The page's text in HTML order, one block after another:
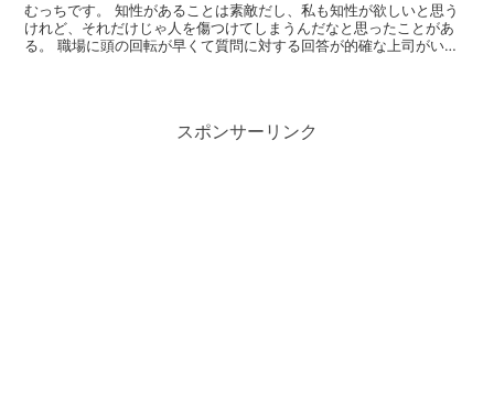
むっちです。 知性があることは素敵だし、私も知性が欲しいと思う
けれど、それだけじゃ人を傷つけてしまうんだなと思ったことがあ
る。 職場に頭の回転が早くて質問に対する回答が的確な上司がいる
スポンサーリンク